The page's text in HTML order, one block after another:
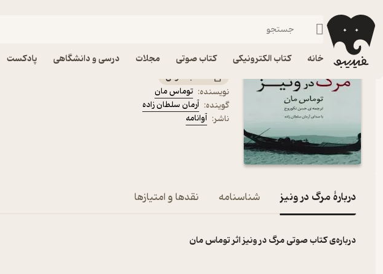
خانه کتاب الکترونیکی کتاب صوتی مجلات درسی و دانشگاهی پادکست
فیدیبو کتاب صوتی
کتاب صوتی مرگ در ونیز اثر توماس مان
کتاب صوتی
نویسنده: توماس مان
گوینده: آرمان سلطان زاده
ناشر: آوانامه
دربارۀ مرگ در ونیز شناسنامه نقدها و امتیازها
‌درباره‌ی کتاب صوتی مرگ در ونیز اثر توماس مان